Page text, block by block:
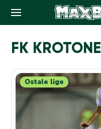
content
FK KROTONE
Ostale lige